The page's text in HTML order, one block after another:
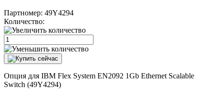
Партномер: 49Y4294
Количество:
Опция для IBM Flex System EN2092 1Gb Ethernet Scalable
Switch (49Y4294)